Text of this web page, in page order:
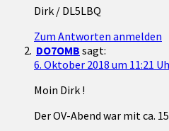
Dirk / DL5LBQ
Zum Antworten anmelden
DO7OMB sagt:
6. Oktober 2018 um 11:21
Moin Dirk !
Der OV-Abend war mit ca.